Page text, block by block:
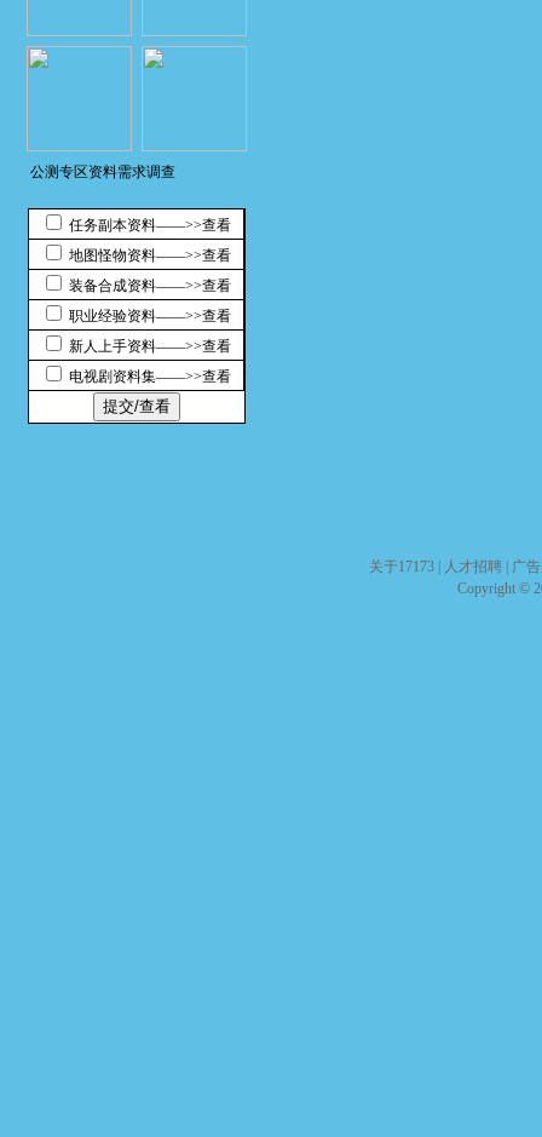
公测专区资料需求调查
任务副本资料――>>查看
地图怪物资料――>>查看
装备合成资料――>>查看
职业经验资料――>>查看
新人上手资料――>>查看
电视剧资料集――>>查看
关于17173 人才招聘
广
Copyright ©